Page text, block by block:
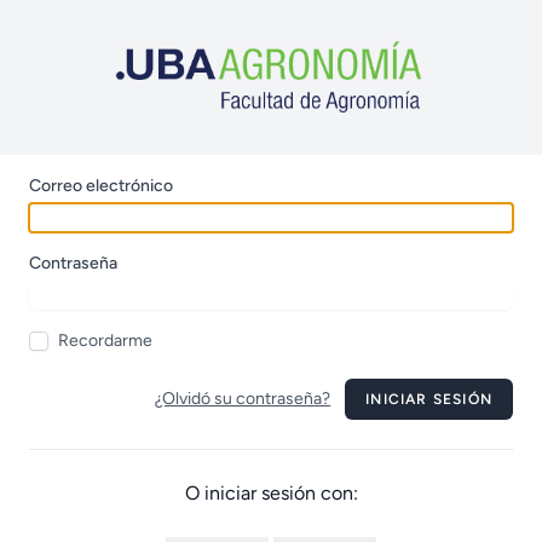
Correo electrónico
Contraseña
Recordarme
¿Olvidó su contraseña? INICIAR SESIÓN
O iniciar sesión con: